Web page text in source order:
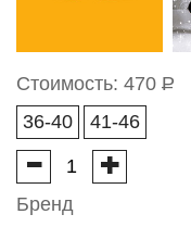
Стоимость: 470 Р
36-40
41-46
Бренд